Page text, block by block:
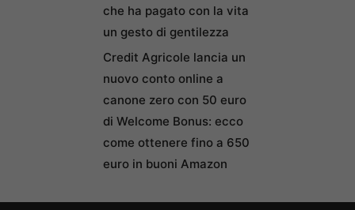
che ha pagato con la vita
un gesto di gentilezza
Credit Agricole lancia un
nuovo conto online a
canone zero con 50 euro
di Welcome Bonus: ecco
come ottenere fino a 650
euro in buoni Amazon